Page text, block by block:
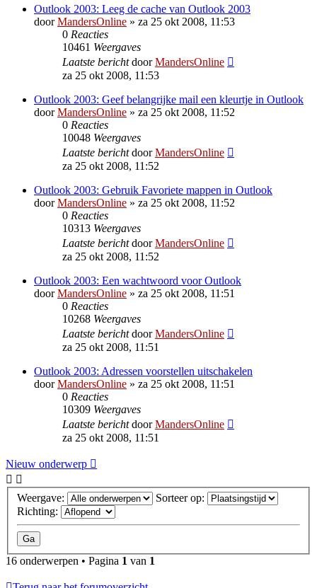
Outlook 2003: Leeg de cache van Outlook 2003
doorMandersOnline » za 25 okt 2008, 11:53
0 Reacties
10461 Weergaves
Laatste berichtdoorMandersOnline
za 25 okt 2008, 11:53
Outlook 2003: Geef belangrijke mail een kleurtje in Outlook
doorMandersOnline » za 25 okt 2008, 11:52
0 Reacties
10048 Weergaves
Laatste berichtdoorMandersOnline
za 25 okt 2008, 11:52
Outlook 2003: Gebruik Favoriete mappen in Outlook
doorMandersOnline » za 25 okt 2008, 11:52
0 Reacties
10313 Weergaves
Laatste berichtdoorMandersOnline
za 25 okt 2008, 11:52
Outlook 2003: Een wachtwoord voor Outlook
doorMandersOnline » za 25 okt 2008, 11:51
0 Reacties
10268 Weergaves
Laatste berichtdoorMandersOnline
za 25 okt 2008, 11:51
Outlook 2003: Adressen voorstellen uitschakelen
doorMandersOnline » za 25 okt 2008, 11:51
0 Reacties
10309 Weergaves
Laatste berichtdoorMandersOnline
za 25 okt 2008, 11:51
Nieuw onderwerp
Weergave:
Sorteer op:
Richting:
16 onderwerpen • Pagina 1 van 1